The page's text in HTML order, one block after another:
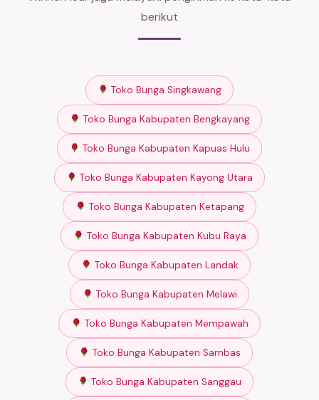
berikut
Toko Bunga Singkawang
Toko Bunga Kabupaten Bengkayang
Toko Bunga Kabupaten Kapuas Hulu
Toko Bunga Kabupaten Kayong Utara
Toko Bunga Kabupaten Ketapang
Toko Bunga Kabupaten Kubu Raya
Toko Bunga Kabupaten Landak
Toko Bunga Kabupaten Melawi
Toko Bunga Kabupaten Mempawah
Toko Bunga Kabupaten Sambas
Toko Bunga Kabupaten Sanggau